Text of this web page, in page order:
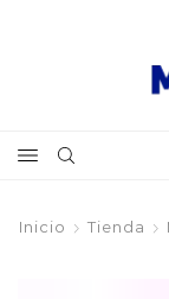
Inicio Tienda